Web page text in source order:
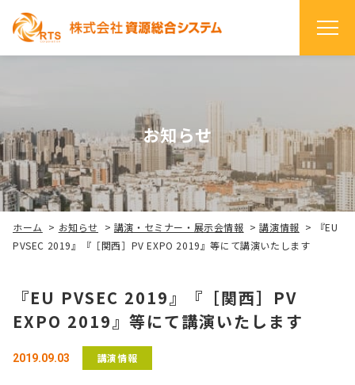
お知らせ
ホーム > お知らせ > 講演・セミナー・展示会情報 >講演情報 >
『EU
PVSEC 2019』『［関西］PV EXPO 2019』等にて講演いたします
『EU PVSEC 2019』『［関西］PV
EXPO 2019』等にて講演いたします
2019.09.03 講演情報